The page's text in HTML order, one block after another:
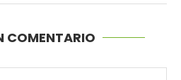
COMENTARIO